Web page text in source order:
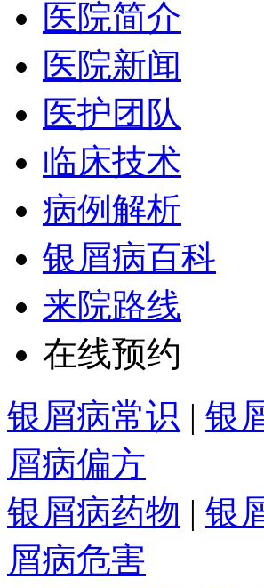
医院简介
医院新闻
医护团队
临床技术
病例解析
银屑病百科
来院路线
在线预约
银屑病常识 | 银
屑病偏方
银屑病药物 | 银
屑病危害